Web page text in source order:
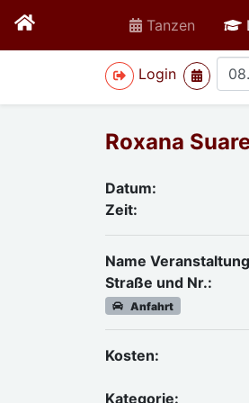
Tanzen
Login
>
Roxana
Datum:
Zeit:
Name
Straße und Nr.:
Anfahrt
Kosten:
Kategorie: